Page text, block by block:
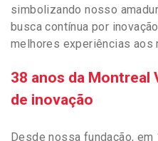
simbolizando nosso
busca contínua por
melhores experiências aos
38 anos da Montreal
de inovação
Desde nossa fundação,